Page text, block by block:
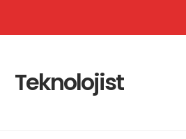
Teknolojist